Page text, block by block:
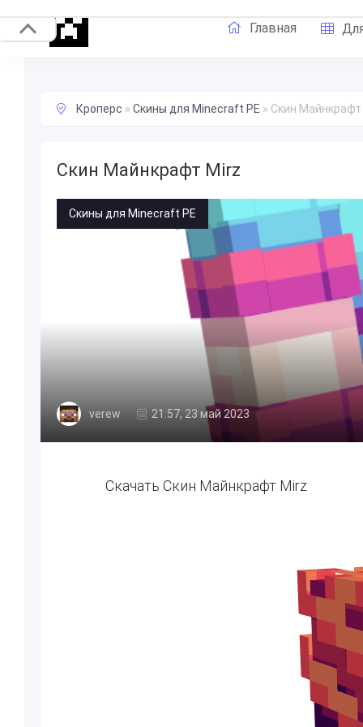
Главная
Кроперс » Скины для Minecraft PE » Скин
Скин Майнкрафт Mirz
Скины для Minecraft PE
verew 21:57, 23 май 2023
Скачать Скин Майнкрафт Mirz